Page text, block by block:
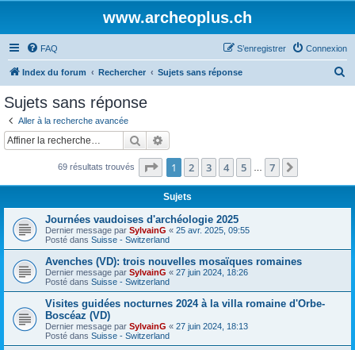
www.archeoplus.ch
FAQ Connexion
S’enregistrer
Index du forum Rechercher Sujets sans réponse
c
Sujets sans réponse
Aller à la recherche avancée
Rechercher
69 résultats trouvés Page 1sur7
1 2 3 4 5 7
Sujets
Journées vaudoises d'archéologie 2025
Dernier message par SylvainG « 25 avr. 2025, 09:55
Posté dans Suisse - Switzerland
Avenches (VD): trois nouvelles mosaïques romaines
Dernier message par SylvainG « 27 juin 2024, 18:26
Posté dans Suisse - Switzerland
Visites guidées nocturnes 2024 à la villa romaine d'Orbe-
Boscéaz (VD)
Dernier message par SylvainG « 27 juin 2024, 18:13
Posté dans Suisse - Switzerland